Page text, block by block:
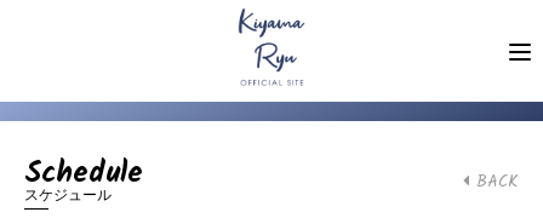
Schedule
スケジュール
BACK